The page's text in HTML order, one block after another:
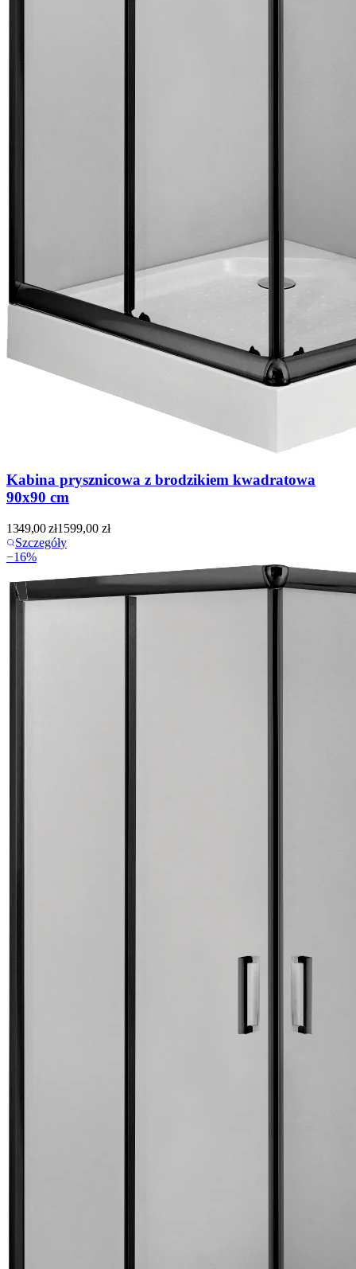
Kabina prysznicowa z brodzikiem kwadratowa
90x90 cm
1349,00zł1599,00zł
Szczegóły
−16%